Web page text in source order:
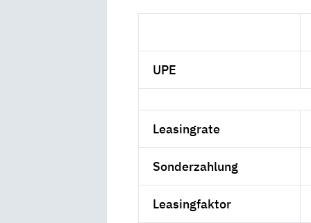
UPE
Leasingrate
Sonderzahlung
Leasingfaktor